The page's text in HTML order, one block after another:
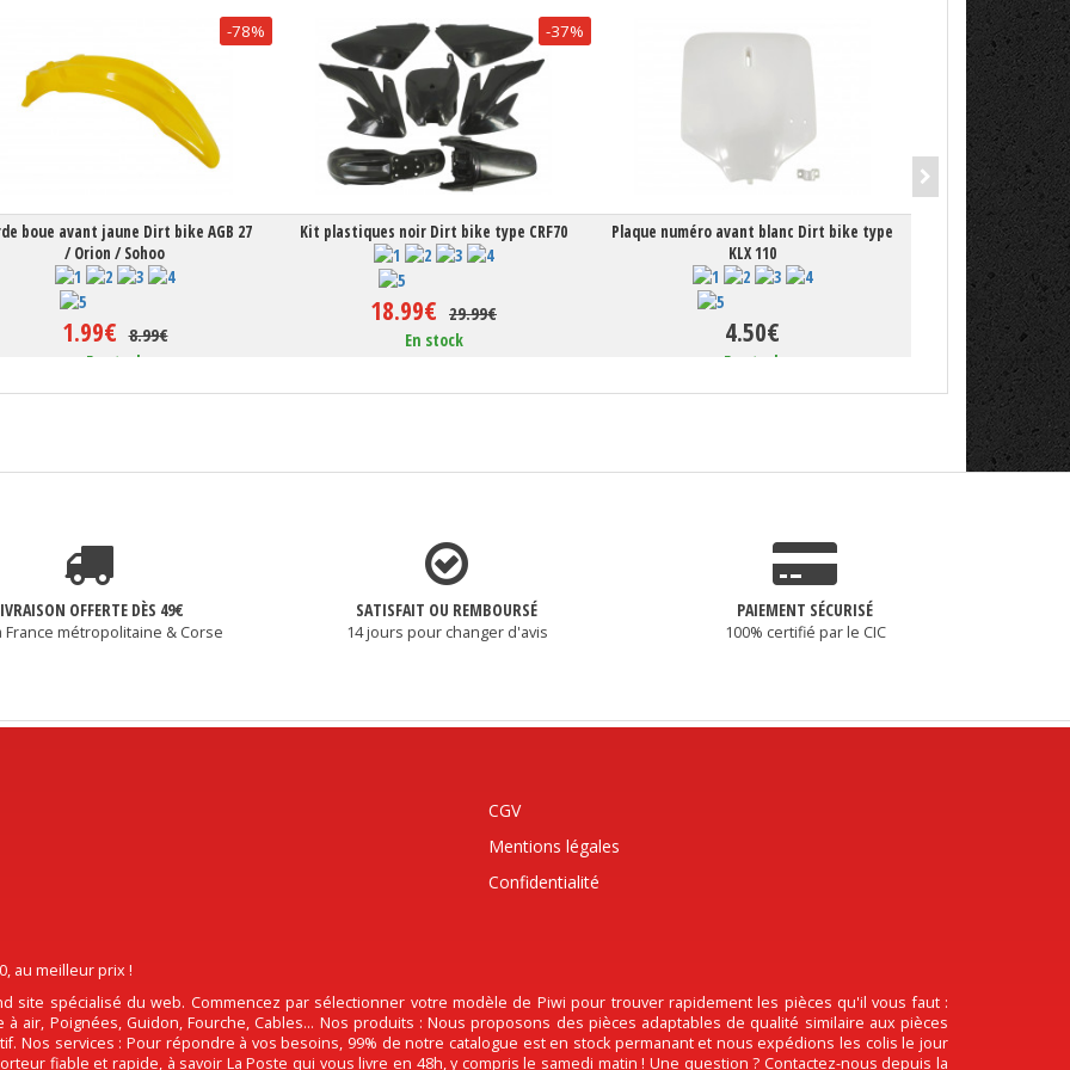
-78%
boue avant jaune Dirt bike AGB 27
/ Orion / Sohoo
1.99€ 8.99€
En stock
-37%
Kit plastiques noir Dirt bike type CRF70
18.99€ 29.99€
En stock
Plaque numéro avant blanc Dirt bike type
KLX 110
4.50€
En stock
Garde boue
En
OFFERTE DÈS 49€
France métropolitaine & Corse
SATISFAIT OU REMBOURSÉ
14 jours pour changer d'avis
PAIEMENT SÉCURISÉ
100% certifié par le CIC
CGV
Mentions légales
Confidentialité
au meilleur prix !
site spécialisé du web. Commencez par sélectionner votre modèle de Piwi pour trouver rapidement les pièces qu'il vous faut :
à air, Poignées, Guidon, Fourche, Cables... Nos produits : Nous proposons des pièces adaptables de qualité similaire aux pièces
Nos services : Pour répondre à vos besoins, 99% de notre catalogue est en stock permanant et nous expédions les colis le jour
fiable et rapide, à savoir La Poste qui vous livre en 48h, y compris le samedi matin ! Une question ? Contactez-nous depuis la